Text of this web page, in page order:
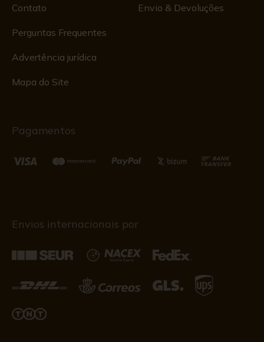
Contato
Perguntas Frequentes
Advertência jurídica
Mapa do Site
Envio & Devoluções
Pagamentos
Envios internacionais por